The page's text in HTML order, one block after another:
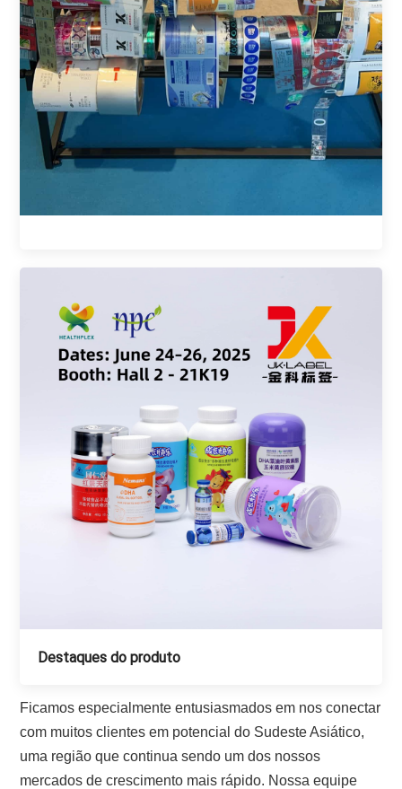
Destaques do produto
Ficamos especialmente entusiasmados em nos conectar
com muitos clientes em potencial do Sudeste Asiático,
uma região que continua sendo um dos nossos
mercados de crescimento mais rápido. Nossa equipe